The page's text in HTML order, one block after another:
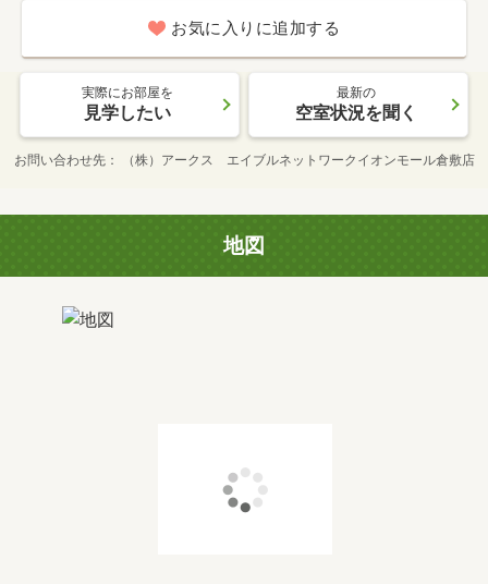
お気に入りに追加する
実際にお部屋を
見学したい
最新の
空室状況を聞く
お問い合わせ先 （株）アークス エイブルネットワークイオンモール倉敷店
地図